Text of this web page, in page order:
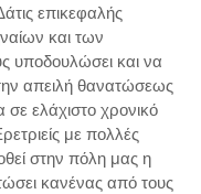
επικεφαλής
και των
υποδουλώσει και να
απειλή θανατώσεως
ελάχιστο χρονικό
με πολλές
στην πόλη μας η
κανένας από τους